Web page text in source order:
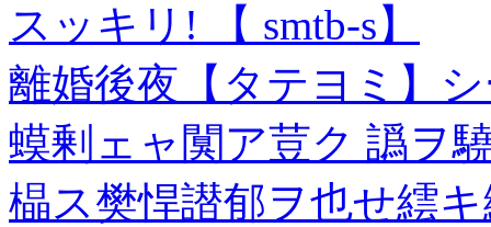
スッキリ! 【 smtb-s】
離婚後夜【タテヨミ】
蟆剰ェャ闃ア荳ク 譌ヲ
橸ス樊悍譛郁ヲ也せ繧